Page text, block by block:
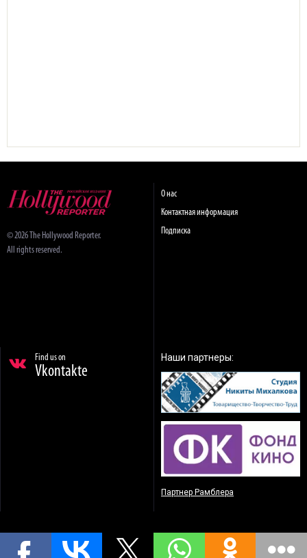
© 2026 The Hollywood Reporter.
All rights reserved.
О нас
Контактная информация
Подписка
Find us on
Vkontakte
Наши партнеры:
Партнер Рамблера